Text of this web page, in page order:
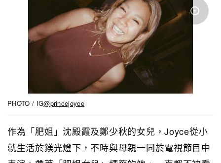
PHOTO / IG@princejoyce
作為「肥姐」沈殿霞及鄭少秋的女兒，Joyce從小
就生活於鎂光燈下，不時與母親一同於電視節目中